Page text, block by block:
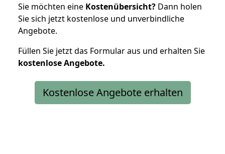
Sie möchten eine Kostenübersicht? Dann holen
Sie sich jetzt kostenlose und unverbindliche
Angebote.
Füllen Sie jetzt das Formular aus und erhalten Sie
kostenloseAngebote.
Kostenlose Angebote erhalten